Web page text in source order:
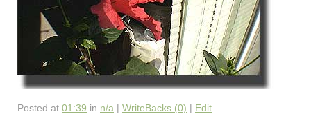
Posted at 01:39 in n/a | WriteBacks (0) | Edit